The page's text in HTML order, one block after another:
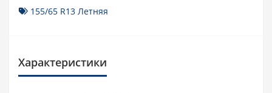
155/65 R13 Летняя
Характеристики